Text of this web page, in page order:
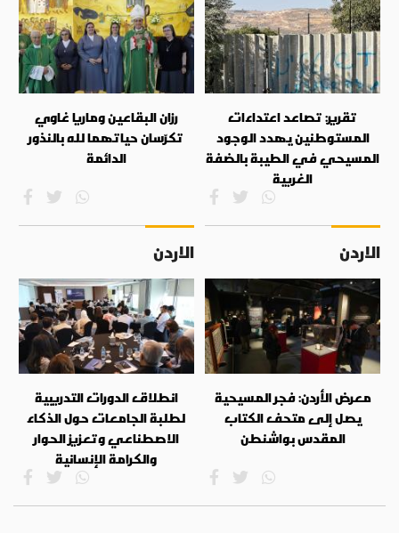
تقرير: تصاعد اعتداءات
المستوطنين يهدد الوجود
المسيحي في الطيبة بالضفة
الغربية
رزان البقاعين وماريا غاوي
تكرّسان حياتهما لله بالنذور
الدائمة
الاردن
معرض الأردن: فجر المسيحية
يصل إلى متحف الكتاب
المقدس بواشنطن
الاردن
انطلاق الدورات التدريبية
لطلبة الجامعات حول الذكاء
الاصطناعي وتعزيز الحوار
والكرامة الإنسانية